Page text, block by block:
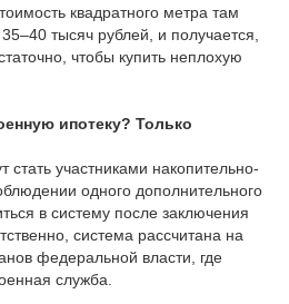
квадратного метра там
тысяч рублей, и получается,
чтобы купить неплохую
ипотеку? Только
стать участниками накопительно-
одного дополнительного
в систему после заключения
система рассчитана на
федеральной власти, где
служба.